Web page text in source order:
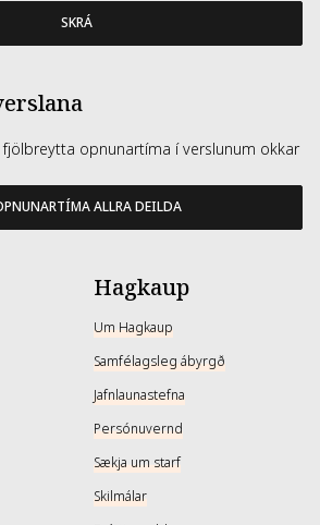
SKRÁ
opnunartíma í verslunum okkar
ALLRA DEILDA
Hagkaup
Um Hagkaup
Samfélagsleg ábyrgð
Jafnlaunastefna
Persónuvernd
Sækja um starf
Skilmálar